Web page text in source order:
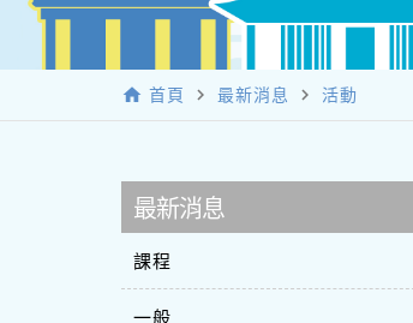
home 首頁 navigate_next 最新消息 navigate_next 活動
最新消息
課程
一般